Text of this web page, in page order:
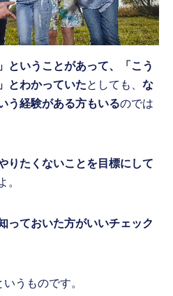
ということがあって、「こう
とわかっていたとしても、な
う経験がある方もいるのでは
りたくないことを目標にして
。
っておいた方がいいチェック
いうものです。